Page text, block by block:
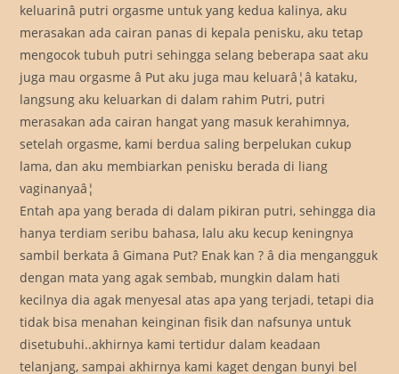
keluarinâ putri orgasme untuk yang kedua kalinya, aku
merasakan ada cairan panas di kepala penisku, aku tetap
mengocok tubuh putri sehingga selang beberapa saat aku
juga mau orgasme â Put aku juga mau keluarâ¦â kataku,
langsung aku keluarkan di dalam rahim Putri, putri
merasakan ada cairan hangat yang masuk kerahimnya,
setelah orgasme, kami berdua saling berpelukan cukup
lama, dan aku membiarkan penisku berada di liang
vaginanyaâ¦
Entah apa yang berada di dalam pikiran putri, sehingga dia
hanya terdiam seribu bahasa, lalu aku kecup keningnya
sambil berkata â Gimana Put? Enak kan ? â dia mengangguk
dengan mata yang agak sembab, mungkin dalam hati
kecilnya dia agak menyesal atas apa yang terjadi, tetapi dia
tidak bisa menahan keinginan fisik dan nafsunya untuk
disetubuhi..akhirnya kami tertidur dalam keadaan
telanjang, sampai akhirnya kami kaget dengan bunyi bel